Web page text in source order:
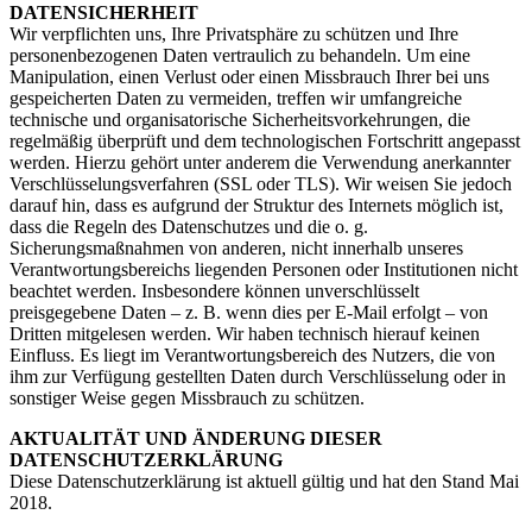
DATENSICHERHEIT
Wir verpflichten uns, Ihre Privatsphäre zu schützen und Ihre
personenbezogenen Daten vertraulich zu behandeln. Um eine
Manipulation, einen Verlust oder einen Missbrauch Ihrer bei uns
gespeicherten Daten zu vermeiden, treffen wir umfangreiche
technische und organisatorische Sicherheitsvorkehrungen, die
regelmäßig überprüft und dem technologischen Fortschritt angepasst
werden. Hierzu gehört unter anderem die Verwendung anerkannter
Verschlüsselungsverfahren (SSL oder TLS). Wir weisen Sie jedoch
darauf hin, dass es aufgrund der Struktur des Internets möglich ist,
dass die Regeln des Datenschutzes und die o. g.
Sicherungsmaßnahmen von anderen, nicht innerhalb unseres
Verantwortungsbereichs liegenden Personen oder Institutionen nicht
beachtet werden. Insbesondere können unverschlüsselt
preisgegebene Daten – z. B. wenn dies per E-Mail erfolgt – von
Dritten mitgelesen werden. Wir haben technisch hierauf keinen
Einfluss. Es liegt im Verantwortungsbereich des Nutzers, die von
ihm zur Verfügung gestellten Daten durch Verschlüsselung oder in
sonstiger Weise gegen Missbrauch zu schützen.
AKTUALITÄT UND ÄNDERUNG DIESER
DATENSCHUTZERKLÄRUNG
Diese Datenschutzerklärung ist aktuell gültig und hat den Stand Mai
2018.